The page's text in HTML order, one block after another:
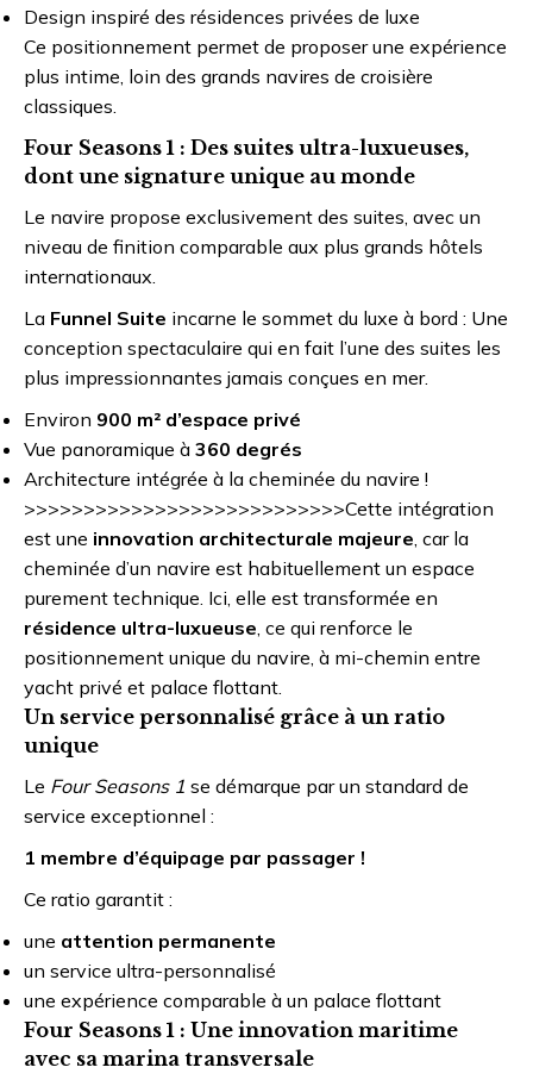
Design inspiré des résidences privées de luxe
Ce positionnement permet de proposer une expérience
plus intime, loin des grands navires de croisière
classiques.
Four Seasons 1 : Des suites ultra-luxueuses,
dont une signature unique au monde
Le navire propose exclusivement des suites, avec un
niveau de finition comparable aux plus grands hôtels
internationaux.
La Funnel Suite incarne le sommet du luxe à bord : Une
conception spectaculaire qui en fait l’une des suites les
plus impressionnantes jamais conçues en mer.
Environ 900 m² d’espace privé
Vue panoramique à 360 degrés
Architecture intégrée à la cheminée du navire !
>>>>>>>>>>>>>>>>>>>>>>>>>>>Cette intégration
est une innovation architecturale majeure, car la
cheminée d’un navire est habituellement un espace
purement technique. Ici, elle est transformée en
résidence ultra-luxueuse, ce qui renforce le
positionnement unique du navire, à mi-chemin entre
yacht privé et palace flottant.
Un service personnalisé grâce à un ratio
unique
Le Four Seasons 1 se démarque par un standard de
service exceptionnel :
1 membre d’équipage par passager !
Ce ratio garantit :
une attention permanente
un service ultra-personnalisé
une expérience comparable à un palace flottant
Four Seasons 1 : Une innovation maritime
avec sa marina transversale